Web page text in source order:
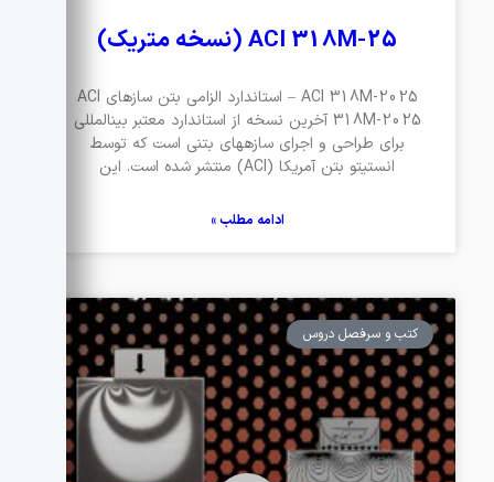
ACI 318M-25 (نسخه متریک)
ACI 318M-2025 – استاندارد الزامی بتن سازهای ACI
318M-2025 آخرین نسخه از استاندارد معتبر بینالمللی
برای طراحی و اجرای سازههای بتنی است که توسط
انستیتو بتن آمریکا (ACI) منتشر شده است. این
ادامه مطلب »
کتب و سرفصل دروس